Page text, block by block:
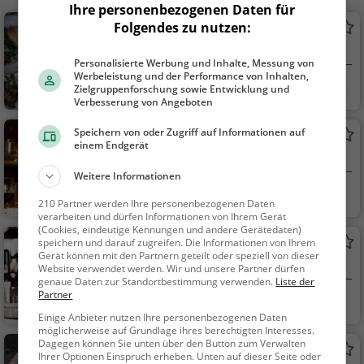
Bergrestaurant Tigignas
Parsonz, Schweiz
Restaurant, Aben
James Beach Bar
acks / Getränke
Alpen Chic
Bar in Savognin
acks / Getränke
Restaurant Florian's
Ihre personenbezogenen Daten für
Folgendes zu nutzen:
Personalisierte Werbung und Inhalte, Messung von
Werbeleistung und der Performance von Inhalten,
Zielgruppenforschung sowie Entwicklung und
Verbesserung von Angeboten
Speichern von oder Zugriff auf Informationen auf
einem Endgerät
Weitere Informationen
210 Partner werden Ihre personenbezogenen Daten
verarbeiten und dürfen Informationen von Ihrem Gerät
(Cookies, eindeutige Kennungen und andere Gerätedaten)
speichern und darauf zugreifen. Die Informationen von Ihrem
Gerät können mit den Partnern geteilt oder speziell von dieser
Website verwendet werden. Wir und unsere Partner dürfen
genaue Daten zur Standortbestimmung verwenden. Liste der
Partner
Einige Anbieter nutzen Ihre personenbezogenen Daten
möglicherweise auf Grundlage ihres berechtigten Interesses.
Dagegen können Sie unten über den Button zum Verwalten
Ihrer Optionen Einspruch erheben. Unten auf dieser Seite oder